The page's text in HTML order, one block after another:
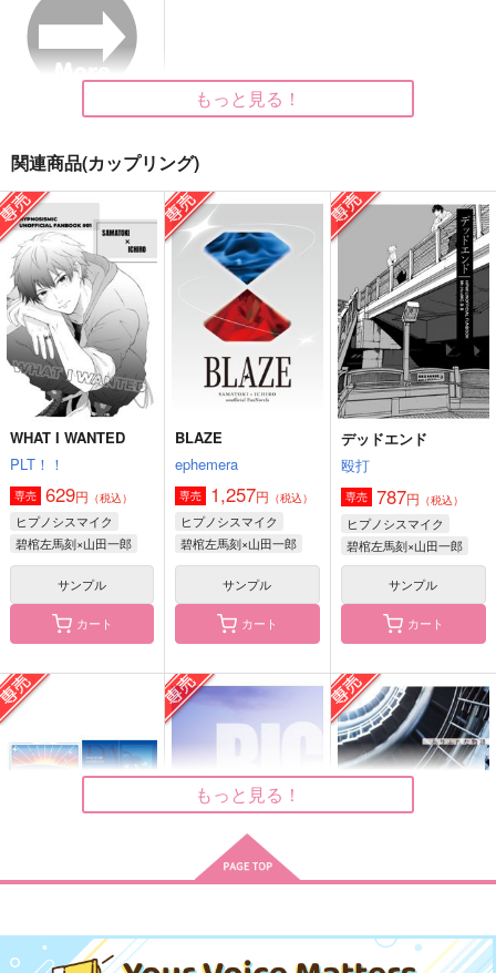
787円
山田一郎×碧棺左馬刻
サンプル
ポラリスだって眠くな
る
おやすみなさい
629円 （税込）
碧棺左馬刻×山田一郎
合法！ノーライクトリ
ップ！
とりあえず生で。
990円 （税込）
碧棺左馬刻×山田一郎
キスしてもいいです
か？
DEATHROCK
1,100 円 （税込）
碧棺左馬刻×山田一郎
漁火
1,179円（税込）
白い恋人達
944円（税込）
ももんまんじ
もっと見る！
関連商品(カップリング)
WHAT I WANTED
PLT！！
専売 629円 （税込）
ヒプノシスマイク
碧棺左馬刻×山田一郎
サンプル
カート
BLAZE
ephemera
専売 1,257円 （税込）
ヒプノシスマイク
碧棺左馬刻×山田一郎
サンプル
カート
デッドエンド
殴打
専売 787円 （税込）
ヒプノシスマイク
碧棺左馬刻×山田一郎
サンプル
カート
どんどはれ
BCH+
BCH+
もっと見る！